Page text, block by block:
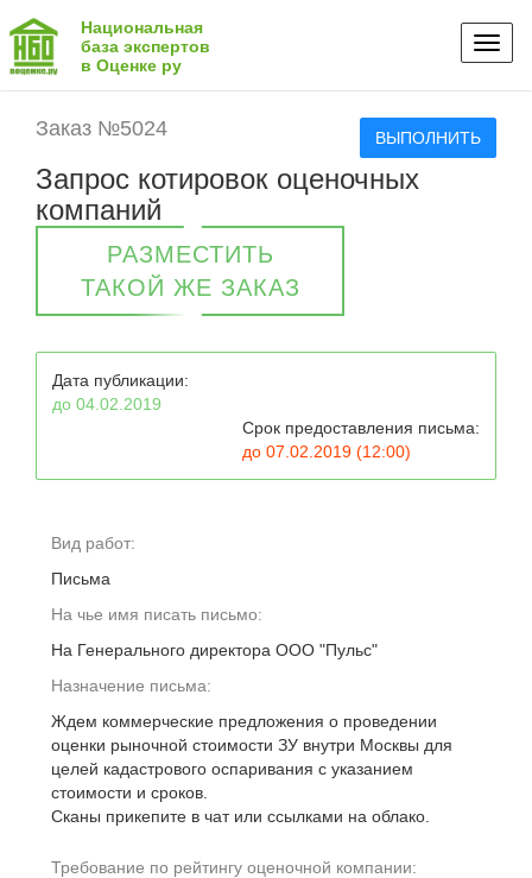
Национальная
база экспертов
в Оценке ру
Заказ №5024 ВЫПОЛНИТЬ
Запрос котировок оценочных
компаний
РАЗМЕСТИТЬ
ТАКОЙ ЖЕ ЗАКАЗ
Дата публикации:
до 04.02.2019
Срок предоставления письма:
до 07.02.2019 (12:00)
Вид работ:
Письма
На чье имя писать письмо:
На Генерального директора ООО "Пульс"
Назначение письма:
Ждем коммерческие предложения о проведении
оценки рыночной стоимости ЗУ внутри Москвы для
целей кадастрового оспаривания с указанием
стоимости и сроков.
Сканы прикепите в чат или ссылками на облако.
Требование по рейтингу оценочной компании: